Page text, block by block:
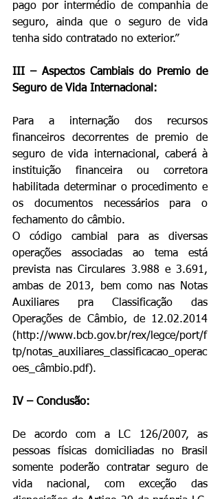
pago por intermédio de companhia de
seguro, ainda que o seguro de vida
tenha sido contratado no exterior.”
III – Aspectos Cambiais do Premio de
Seguro de Vida Internacional:
Para a internação dos recursos
financeiros decorrentes de premio de
seguro de vida internacional, caberá à
instituição financeira ou corretora
habilitada determinar o procedimento e
os documentos necessários para o
fechamento do câmbio.
O código cambial para as diversas
operações associadas ao tema está
prevista nas Circulares 3.988 e 3.691,
ambas de 2013, bem como nas Notas
Auxiliares pra Classificação das
Operações de Câmbio, de 12.02.2014
(http://www.bcb.gov.br/rex/legce/port/f
tp/notas_auxiliares_classificacao_operac
oes_câmbio.pdf).
IV – Conclusão:
De acordo com a LC 126/2007, as
pessoas físicas domiciliadas no Brasil
somente poderão contratar seguro de
vida nacional, com exceção das